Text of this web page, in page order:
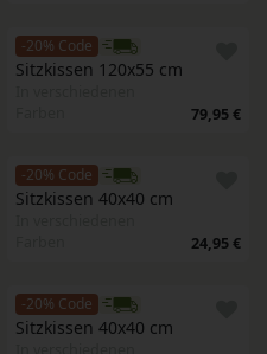
-20% Code
Sitzkissen 120x55 cm
79,95 €
-20% Code
Sitzkissen 40x40 cm
24,95 €
-20% Code
Sitzkissen 40x40 cm